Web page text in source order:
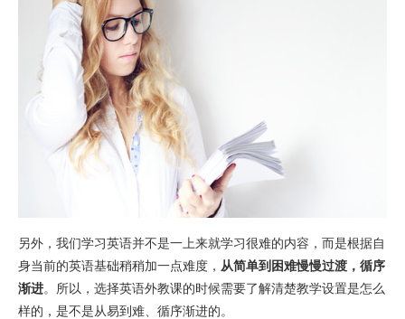
另外，我们学习英语并不是一上来就学习很难的内容，而是根据自
身当前的英语基础稍稍加一点难度， 从简单到困难慢慢过渡，循序
渐进。所以，选择英语外教课的时候需要了解清楚教学设置是怎么
样的，是不是从易到难、循序渐进的。